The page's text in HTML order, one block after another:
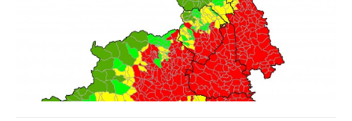
Nuovo fronte delle fiamme: vasto incendio
alle pendici del Monte Barone
Centinaia di vercellesi a Oropa per il
pellegrinaggio diocesano